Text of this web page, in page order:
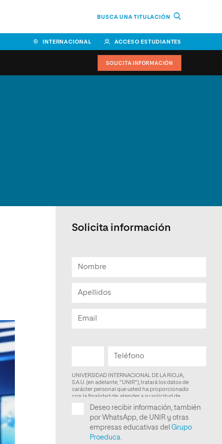
BUSCA UNA TITULACIÓN
INTERNACIONAL ACCESO ESTUDIANTES
SOLICITA INFORMACIÓN
Solicita información